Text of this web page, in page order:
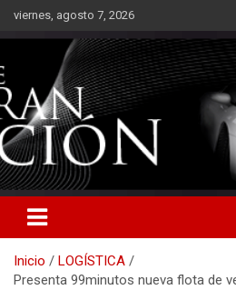
Saltarviernes, agosto 7, 2026
Inicio
LOGÍSTICA
Presenta 99minutos nueva flota de